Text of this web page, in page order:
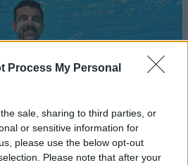
Process My Personal
sale, sharing to third parties, or
or sensitive information for
please use the below opt-out
Please note that after your